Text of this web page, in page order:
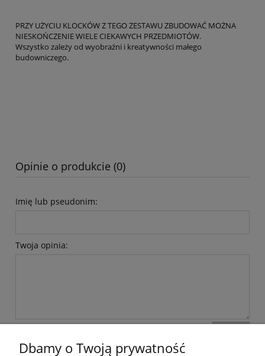
PRZY UŻYCIU KLOCKÓW Z TEGO ZESTAWU ZBUDOWAĆ MOŻNA
NIESKOŃCZENIE WIELE CIEKAWYCH PRZEDMIOTÓW.
Wszystko zależy od wyobraźni i kreatywności małego
budowniczego.
Opinie o produkcie (0)
Imię lub pseudonim:
Twoja opinia:
Dbamy o Twoją prywatność